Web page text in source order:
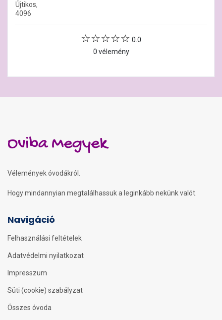
Újtikos,
4096
0.0
0 vélemény
Oviba Megyek
Vélemények óvodákról.
Hogy mindannyian megtalálhassuk a leginkább nekünk valót.
Navigáció
Felhasználási feltételek
Adatvédelmi nyilatkozat
Impresszum
Süti (cookie) szabályzat
Összes óvoda